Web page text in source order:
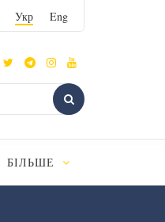
Укр Eng
БІЛЬШЕ